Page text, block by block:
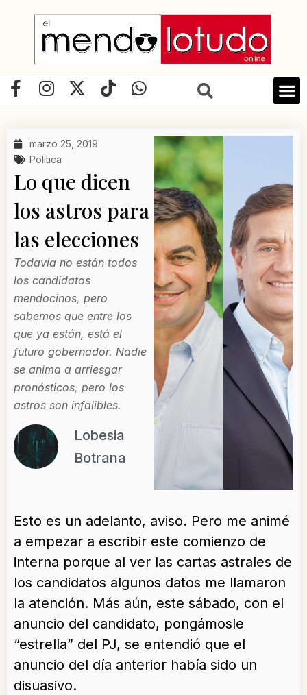
contenido
F
a
e
b
o
o
k
-
f
I
n
t
a
r
a
m
X
-
w
t
e
r
T
i
W
h
p
marzo 25, 2019
Politica
Lo que dicen
los astros para
las elecciones
Todavía no están todos
los candidatos
mendocinos, pero
sabemos que entre los
que ya están, está el
futuro gobernador. Nadie
se anima a arriesgar
pronósticos, pero los
astros son infalibles.
Lobesia
Botrana
Esto es un adelanto, aviso. Pero me animé
a empezar a escribir este comienzo de
interna porque al ver las cartas astrales de
los candidatos algunos datos me llamaron
la atención. Más aún, este sábado, con el
anuncio del candidato, pongámosle
“estrella” del PJ, se entendió que el
anuncio del día anterior había sido un
disuasivo.